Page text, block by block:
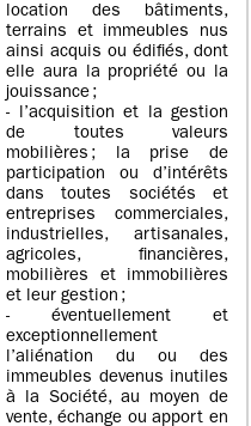
location des bâtiments,
terrains et immeubles nus
ainsi acquis ou édifiés, dont
elle aura la propriété ou la
jouissance ;
- l’acquisition et la gestion
de toutes valeurs
mobilières ; la prise de
participation ou d’intérêts
dans toutes sociétés et
entreprises commerciales,
industrielles, artisanales,
agricoles, financières,
mobilières et immobilières
et leur gestion ;
- éventuellement et
exceptionnellement
l’aliénation du ou des
immeubles devenus inutiles
à la Société, au moyen de
vente, échange ou apport en